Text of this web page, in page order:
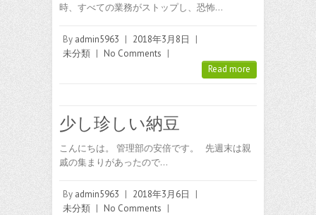
時、すべての業務がストップし、恐怖…
By admin5963 | 2018年3月8日
|
未分類 | No Comments |
Read more
少し珍しい納豆
こんにちは。 管理部の安倍です。 先週末は親
戚の集まりがあったので…
By admin5963 | 2018年3月6日
|
未分類 | No Comments |